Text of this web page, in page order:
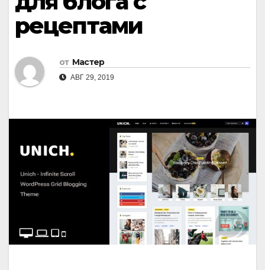
рецептами
от Мастер
АВГ 29, 2019